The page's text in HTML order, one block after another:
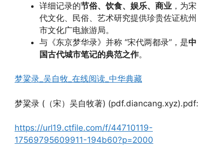
详细记录的节俗、饮食、娱乐、商业 ，为宋
代文化、民俗、艺术研究提供珍贵佐证杭州
市文化广电旅游局。
与《东京梦华录》并称 “宋代两都录”，是中
国古代城市笔记的典范之作。
梦粱录_吴自牧_在线阅读_中华典藏
梦粱录 (（宋）吴自牧著) (pdf.diancang.xyz).pdf:
https://url19.ctfile.com/f/44710119-
17569795609911-194b60?p=2000